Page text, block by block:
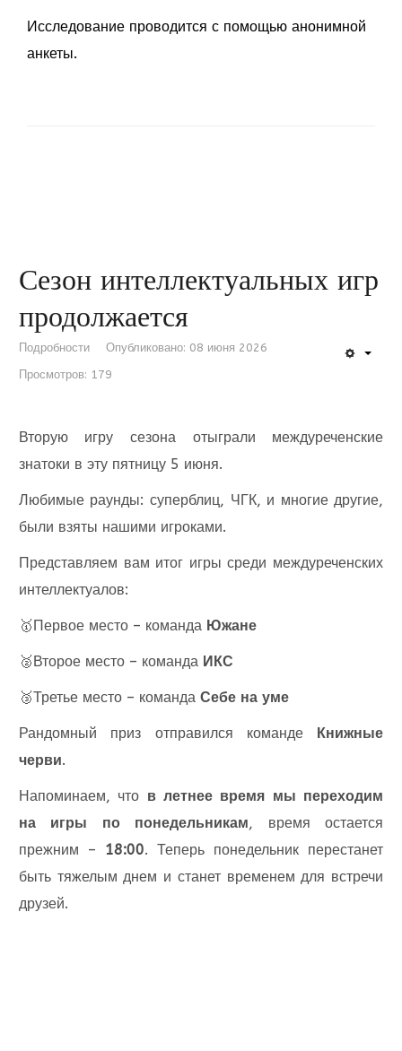
Исследование проводится с помощью анонимной
анкеты.
Сезон интеллектуальных игр
продолжается
Подробности
Опубликовано: 08 июня 2026
Просмотров: 179
Вторую игру сезона отыграли междуреченские
знатоки в эту пятницу 5 июня.
Любимые раунды: суперблиц, ЧГК, и многие другие,
были взяты нашими игроками.
Представляем вам итог игры среди междуреченских
интеллектуалов:
🥇Первое место – команда Южане
🥈Второе место – команда ИКС
🥉Третье место – команда Себе на уме
Рандомный приз отправился команде Книжные
черви.
Напоминаем, что в летнее время мы переходим
на игры по понедельникам, время остается
прежним – 18:00. Теперь понедельник перестанет
быть тяжелым днем и станет временем для встречи
друзей.